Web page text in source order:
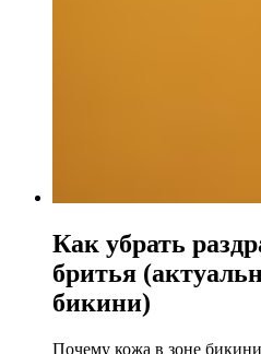
Как убрать
бритья
бикини)
Почему кожа в зоне